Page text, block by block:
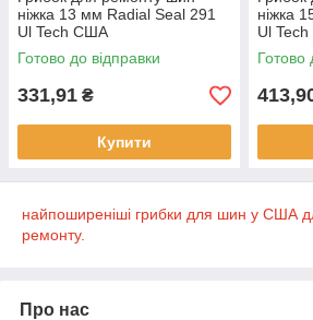
ніжка 13 мм Radial Seal 291
Ul Tech США
Готово до відправки
331,91 ₴
Купити
ніжка
Ul
Готово
найпоширеніші грибки для шин у США
ремонту.
Про нас